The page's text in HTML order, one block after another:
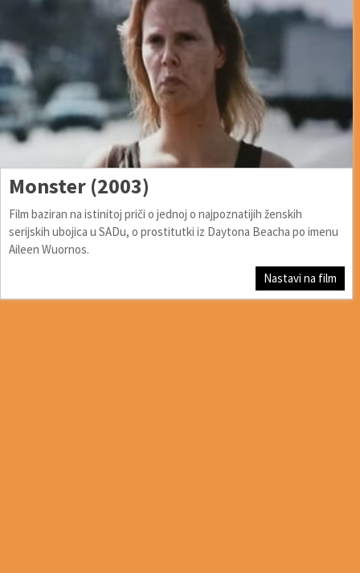
Monster (2003)
Film baziran na istinitoj priči o jednoj o najpoznatijih ženskih
serijskih ubojica u SADu, o prostitutki iz Daytona Beacha po imenu
Aileen Wuornos.
Nastavi na film